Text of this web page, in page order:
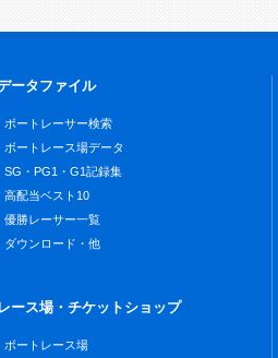
ータファイル
ボートレーサー検索
ボートレース場データ
SG・PG1・G1記録集
高配当ベスト10
優勝レーサー一覧
ダウンロード・他
ース場・チケットショップ
ボートレース場